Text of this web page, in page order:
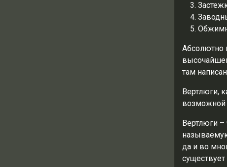
Абсолютно
там
Вертлюги,
возможной
Вертлюги
да и во